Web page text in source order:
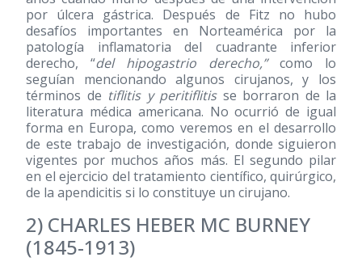
por úlcera gástrica. Después de Fitz no hubo
desafíos importantes en Norteamérica por la
patología inflamatoria del cuadrante inferior
derecho, “del hipogastrio derecho,”como lo
seguían mencionando algunos cirujanos, y los
términos de tiflitis y peritiflitisse borraron de la
literatura médica americana. No ocurrió de igual
forma en Europa, como veremos en el desarrollo
de este trabajo de investigación, donde siguieron
vigentes por muchos años más. El segundo pilar
en el ejercicio del tratamiento científico, quirúrgico,
de la apendicitis si lo constituye un cirujano.
2) CHARLES HEBER MC BURNEY
(1845-1913)